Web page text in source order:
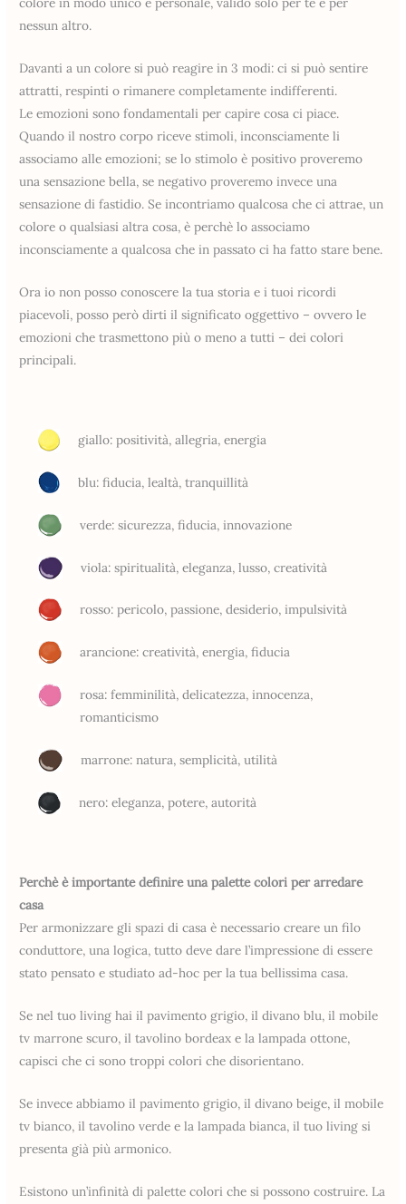
nessun altro.
Davanti a un colore si può reagire in 3 modi: ci si può sentire
attratti, respinti o rimanere completamente indifferenti.
Le emozioni sono fondamentali per capire cosa ci piace.
Quando il nostro corpo riceve stimoli, inconsciamente li
associamo alle emozioni; se lo stimolo è positivo proveremo
una sensazione bella, se negativo proveremo invece una
sensazione di fastidio. Se incontriamo qualcosa che ci attrae, un
colore o qualsiasi altra cosa, è perchè lo associamo
inconsciamente a qualcosa che in passato ci ha fatto stare bene.
Ora io non posso conoscere la tua storia e i tuoi ricordi
piacevoli, posso però dirti il significato oggettivo – ovvero le
emozioni che trasmettono più o meno a tutti – dei colori
principali.
giallo: positività, allegria, energia
blu: fiducia, lealtà, tranquillità
verde: sicurezza, fiducia, innovazione
viola: spiritualità, eleganza, lusso, creatività
rosso: pericolo, passione, desiderio, impulsività
arancione: creatività, energia, fiducia
rosa: femminilità, delicatezza, innocenza,
romanticismo
marrone: natura, semplicità, utilità
nero: eleganza, potere, autorità
Perchè è importante definire una palette colori per arredare
casa
Per armonizzare gli spazi di casa è necessario creare un filo
conduttore, una logica, tutto deve dare l’impressione di essere
stato pensato e studiato ad-hoc per la tua bellissima casa.
Se nel tuo living hai il pavimento grigio, il divano blu, il mobile
tv marrone scuro, il tavolino bordeax e la lampada ottone,
capisci che ci sono troppi colori che disorientano.
Se invece abbiamo il pavimento grigio, il divano beige, il mobile
tv bianco, il tavolino verde e la lampada bianca, il tuo living si
presenta già più armonico.
Esistono un’infinità di palette colori che si possono costruire. La